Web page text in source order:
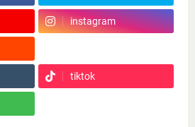
instagram
tiktok